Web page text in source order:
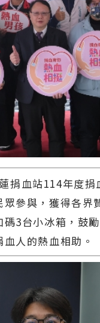
血站114年度捐
參與，獲得各界
3台小冰箱，鼓
人的熱血相助。